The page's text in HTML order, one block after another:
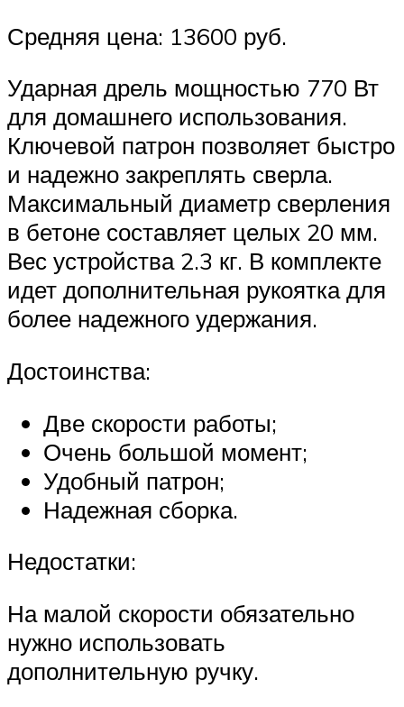
Средняя цена: 13600 руб.
Ударная дрель мощностью 770 Вт
для домашнего использования.
Ключевой патрон позволяет быстро
и надежно закреплять сверла.
Максимальный диаметр сверления
в бетоне составляет целых 20 мм.
Вес устройства 2.3 кг. В комплекте
идет дополнительная рукоятка для
более надежного удержания.
Достоинства:
Две скорости работы;
Очень большой момент;
Удобный патрон;
Надежная сборка.
Недостатки:
На малой скорости обязательно
нужно использовать
дополнительную ручку.